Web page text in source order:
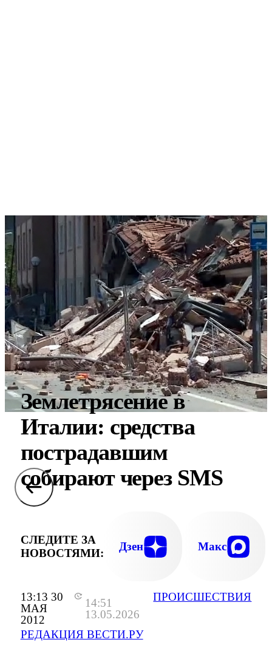
13:13 30
МАЯ
2012
14:51
13.05.2026
РЕДАКЦИЯ ВЕСТИ.РУ
ПРОИСШЕСТВИЯ
Землетрясение в
Италии: средства
пострадавшим
собирают через SMS
СЛЕДИТЕ ЗА
НОВОСТЯМИ:
Дзен Макс